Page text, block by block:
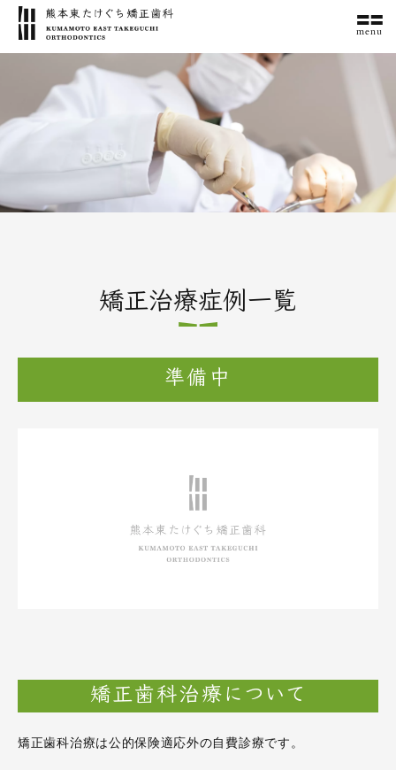
menu
矯正治療症例一覧
準備中
矯正歯科治療について
矯正歯科治療は公的保険適応外の自費診療です。